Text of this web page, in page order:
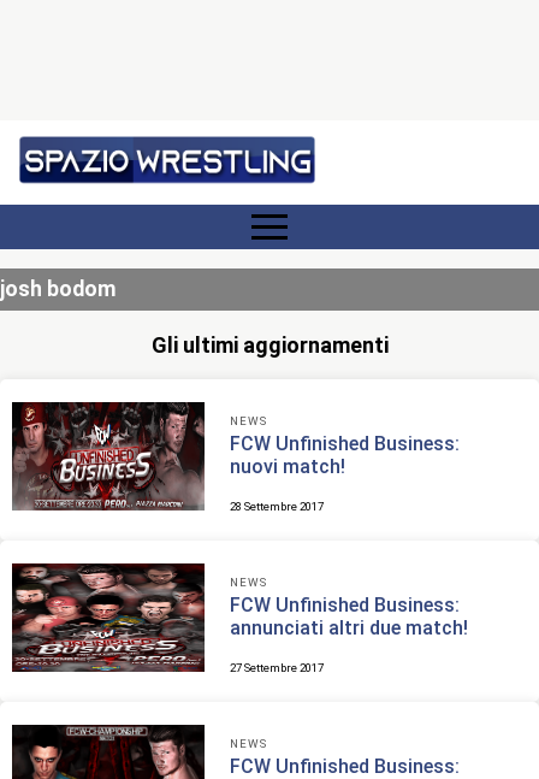
josh bodom
Gli ultimi aggiornamenti
NEWS
FCW Unfinished Business:
nuovi match!
28 Settembre 2017
NEWS
FCW Unfinished Business:
annunciati altri due match!
27 Settembre 2017
NEWS
FCW Unfinished Business: